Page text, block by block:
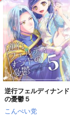
SUCRE
787円（税込）
フェルディナンド×ローゼマイン
サンプル
作品詳細
逆行フェルディナンド
の憂鬱５
こんぺい党